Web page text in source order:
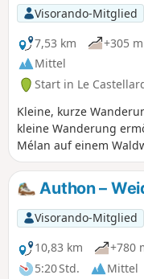
Visorando-Mitglied
7,53 km
+305 m
Mittel
Start in Le
Kleine, kurze
kleine Wanderung
Mélan auf einem
für eine erfrischende
Stellen müssen
Wasserstelle befindet
der Kapelle. Der erste
in der Sonne, der Rest
Authon –
Visorando-Mitglied
10,83 km
+780
5:20 Std.
Mittel